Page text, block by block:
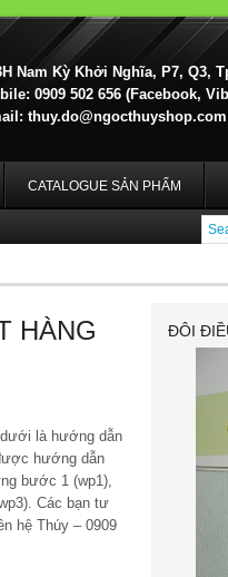
Nam Kỳ Khởi Nghĩa, P7, Q3,
0909 502 656 (Facebook,
thuy.do@ngocthuyshop.com
CATALOGUE SẢN PHẨM
HÀNG
là hướng dẫn
hướng dẫn
bước 1 (wp1),
Các bạn tư
hệ Thúy – 0909
ĐÔI